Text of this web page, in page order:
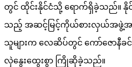
တွင် ထိုင်းနိုင်ငံသို့ ရောက်ရှိခဲ့သည်။ နို
သည့် အဆင့်မြင့်ကိုယ်စားလှယ်အဖွဲ့အာ
သူများက လေဆိပ်တွင် ကော်ဇောနီ
လှဲနွေးထွေးစွာ ကြိုဆိုခဲ့သည်။